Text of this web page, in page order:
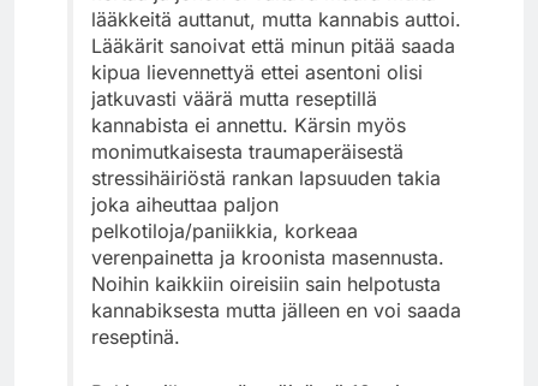
lääkkeitä auttanut, mutta kannabis auttoi.
Lääkärit sanoivat että minun pitää saada
kipua lievennettyä ettei asentoni olisi
jatkuvasti väärä mutta reseptillä
kannabista ei annettu. Kärsin myös
monimutkaisesta traumaperäisestä
stressihäiriöstä rankan lapsuuden takia
joka aiheuttaa paljon
pelkotiloja/paniikkia, korkeaa
verenpainetta ja kroonista masennusta.
Noihin kaikkiin oireisiin sain helpotusta
kannabiksesta mutta jälleen en voi saada
reseptinä.